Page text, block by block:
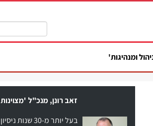
באתר:
ומנהיגות'
זאב רונן, מנכ"ל
בעל יותר מ-30